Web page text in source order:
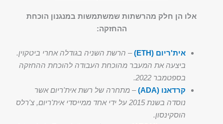
אלו הן חלק מהרשתות שמשתמשות במנגנון הוכחת
ההחזקה:
אית'ריום (ETH) – הרשת השניה בגודלה אחרי ביטקוין.
ביצעה את המעבר מהוכחת העבודה להוכחת ההחזקה
בספטמבר 2022.
קרדאנו (ADA)
– מתחרה של רשת אית'ריום אשר
נוסדה בשנת 2015 על ידי אחד ממייסדי אית'ריום, צ'רלס
הוסקינסון.